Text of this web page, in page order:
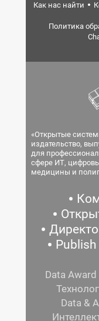
Как нас найти
Политика
«Открытые
издательство,
для
сфере ИТ,
медицины и
Publish
Data Award
Data &